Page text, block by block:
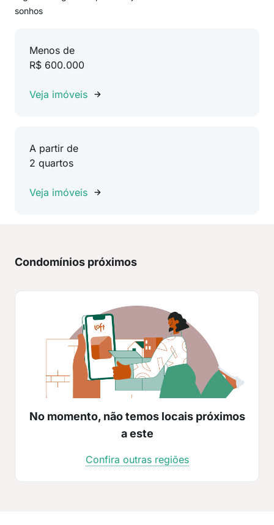
sonhos
Menos de
R$ 600.000
Veja imóveis
A partir de
2 quartos
Veja imóveis
Condomínios próximos
No momento, não temos locais próximos
a este
Confira outras regiões